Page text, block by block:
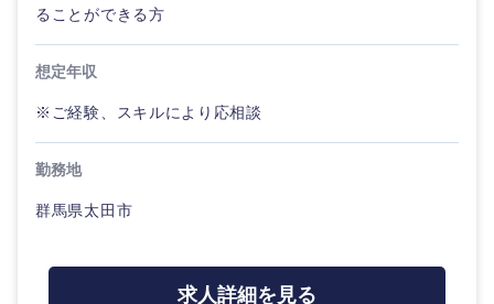
ることができる方
想定年収
※ご経験、スキルにより応相談
勤務地
群馬県太田市
求人詳細を見る